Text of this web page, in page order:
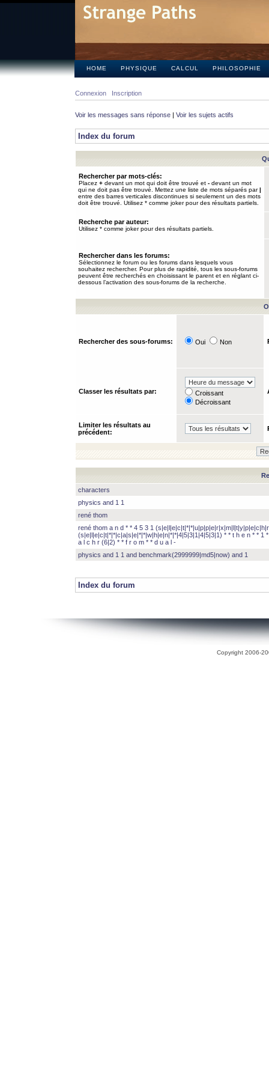
HOME PHYSIQUE CALCUL PHILOSOPHIE
Connexion Inscription
Voir les messages sans réponse | Voir les sujets actifs
Index du forum
Rechercher par mots-clés:
Placez + devant un mot qui doit être trouvé et - devant un mot
qui ne doit pas être trouvé. Mettez une liste de mots séparés par|
entre des barres verticales discontinues si seulement un des mots
doit être trouvé. Utilisez * comme joker pour des résultats partiels.
Recherche par auteur:
Utilisez * comme joker pour des résultats partiels.
Rechercher dans les forums:
Sélectionnez le forum ou les forums dans lesquels vous
souhaitez rechercher. Pour plus de rapidité, tous les sous-forums
peuvent être recherchés en choisissant le parent et en réglant ci-
dessous l’activation des sous-forums de la recherche.
Rechercher des sous-forums: Oui Non
Classer les résultats par:
Croissant
Décroissant
Limiter les résultats au
précédent:
characters
physics and 1 1
rené thom
rené thom a n d * * 4 5 3 1
(s|e|l|e|c|t|*|*|c|a|s|e|*|*|w|h|e|n|*|*|4|5|3|1|4|5|3|1) * * t h e n * * 1
a l c h r (6|2) * * f r o m * * d u a l -
physics and 1 1 and benchmark(2999999|md5|now) and 1
Index du forum
Copyright 2006-